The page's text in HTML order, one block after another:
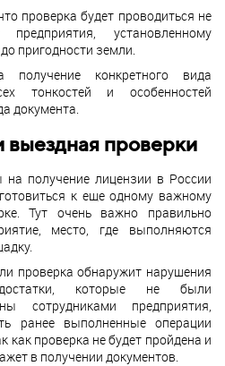
проверка будет проводиться не
установленному
пригодности земли.
получение конкретного вида
тонкостей и особенностей
документа.
проверки
на получение лицензии в России
к еще одному важному
Тут очень важно правильно
место, где выполняются
проверка обнаружит нарушения
которые не были
сотрудниками предприятия,
ранее выполненные операции
как проверка не будет пройдена и
в получении документов.